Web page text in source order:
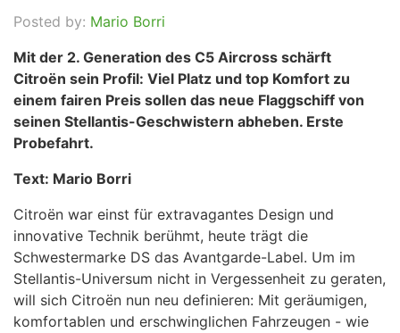
Posted by: Mario Borri
Mit der 2. Generation des C5 Aircross schärft
Citroën sein Profil: Viel Platz und top Komfort zu
einem fairen Preis sollen das neue Flaggschiff von
seinen Stellantis-Geschwistern abheben. Erste
Probefahrt.
Text: Mario Borri
Citroën war einst für extravagantes Design und
innovative Technik berühmt, heute trägt die
Schwestermarke DS das Avantgarde-Label. Um im
Stellantis-Universum nicht in Vergessenheit zu geraten,
will sich Citroën nun neu definieren: Mit geräumigen,
komfortablen und erschwinglichen Fahrzeugen - wie